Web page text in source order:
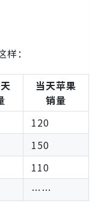
：
当天苹果
销量
120
150
110
……